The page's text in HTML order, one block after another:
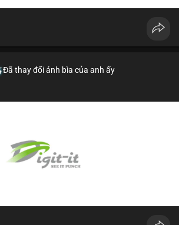
Đã thay đổi ảnh bìa của anh ấy